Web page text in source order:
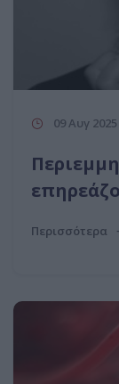
09 Αυγ 2025
Περισσότερα